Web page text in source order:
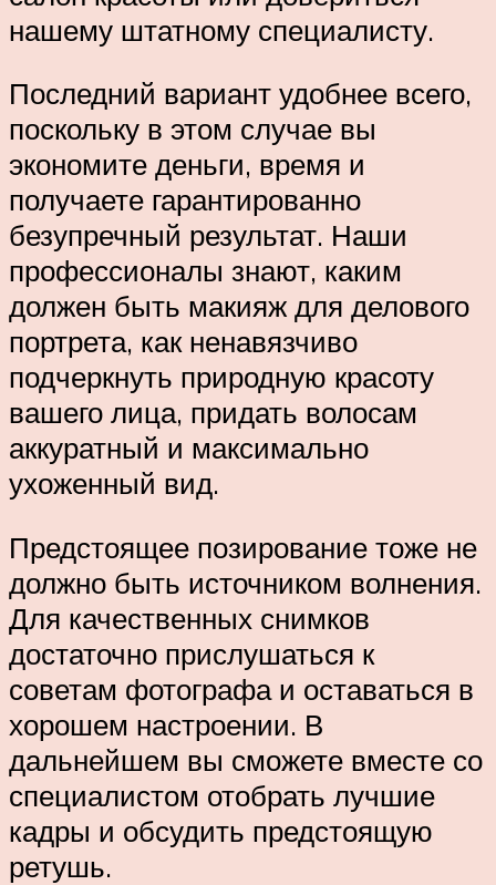
нашему штатному специалисту.
Последний вариант удобнее всего,
поскольку в этом случае вы
экономите деньги, время и
получаете гарантированно
безупречный результат. Наши
профессионалы знают, каким
должен быть макияж для делового
портрета, как ненавязчиво
подчеркнуть природную красоту
вашего лица, придать волосам
аккуратный и максимально
ухоженный вид.
Предстоящее позирование тоже не
должно быть источником волнения.
Для качественных снимков
достаточно прислушаться к
советам фотографа и оставаться в
хорошем настроении. В
дальнейшем вы сможете вместе со
специалистом отобрать лучшие
кадры и обсудить предстоящую
ретушь.